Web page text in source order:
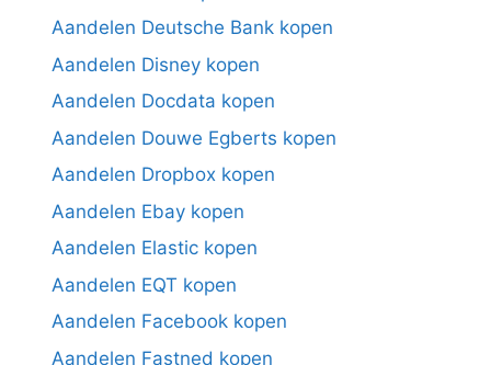
Aandelen Deutsche Bank kopen
Aandelen Disney kopen
Aandelen Docdata kopen
Aandelen Douwe Egberts kopen
Aandelen Dropbox kopen
Aandelen Ebay kopen
Aandelen Elastic kopen
Aandelen EQT kopen
Aandelen Facebook kopen
Aandelen Fastned kopen